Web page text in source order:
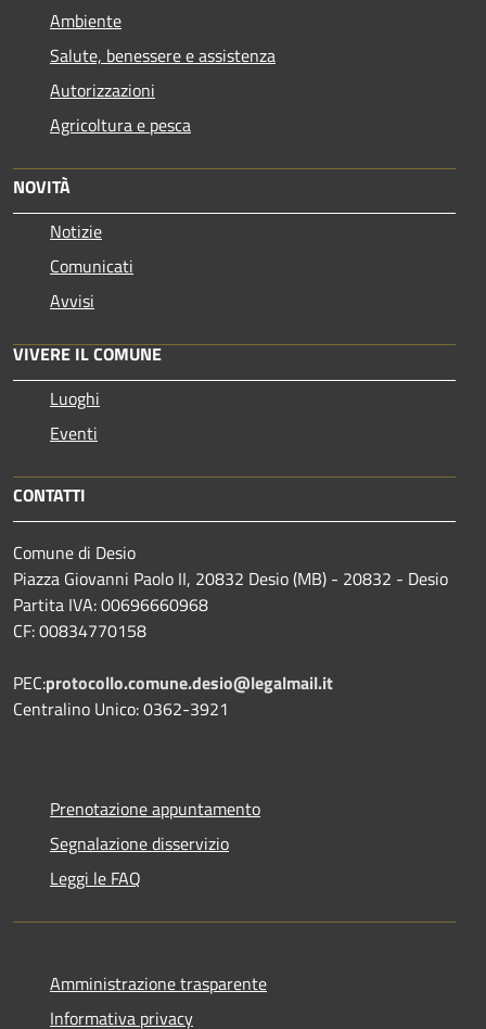
Ambiente
Salute, benessere e assistenza
Autorizzazioni
Agricoltura e pesca
NOVITÀ
Notizie
Comunicati
Avvisi
VIVERE IL COMUNE
Luoghi
Eventi
CONTATTI
Comune di Desio
Piazza Giovanni Paolo II, 20832 Desio (MB) - 20832 - Desio
Partita IVA: 00696660968
CF: 00834770158
PEC:protocollo.comune.desio@legalmail.it
Centralino Unico: 0362-3921
Prenotazione appuntamento
Segnalazione disservizio
Leggi le FAQ
Amministrazione trasparente
Informativa privacy